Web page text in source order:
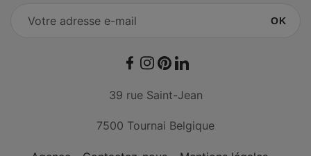
39 rue Saint-Jean
7500 Tournai Belgique
OK